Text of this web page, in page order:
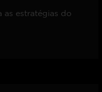
as estratégias do